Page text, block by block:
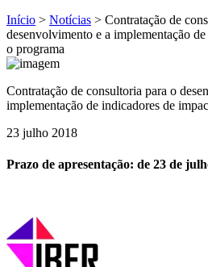
Início > Notícias > Contratação de
desenvolvimento e a implementação
o programa
Contratação de consultoria para o
implementação de indicadores de
23 julho 2018
Prazo de apresentação: de 23 de